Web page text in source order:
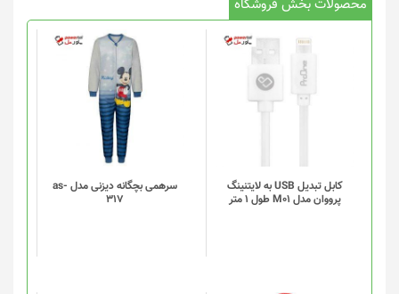
محصولات بخش فروشگاه
کابل تبدیل USB به لایتنینگ
پرووان مدل M01 طول 1 متر
سرهمی بچگانه دیزنی مدل as-
317